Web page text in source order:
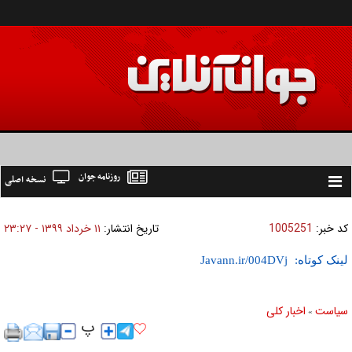
Toggle
نسخه اصلی روزنامه جوان
کد خبر: 1005251 تاریخ انتشار: ۱۱ خرداد ۱۳۹۹ - ۲۳:۲۷
لینک کوتاه:
سیاست » اخبار کلی